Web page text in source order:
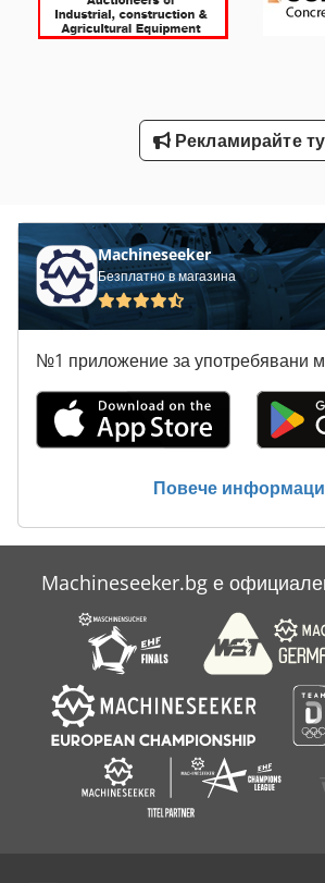
Рамка На Стека
Стълбове За Осветление От
Усъвършенстване На Машини
Рекламирайте
Machineseeker
Безплатно в магазина
№1 приложение за употребявани
Повече
Machineseeker.bg е